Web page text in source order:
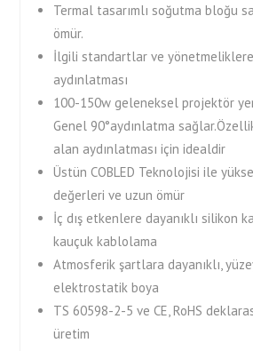
Termal tasarımlı soğutma bloğu
ömür.
İlgili standartlar ve
aydınlatması
100-150w geleneksel projektör
Genel 90°aydınlatma
alan aydınlatması için idealdir
Üstün COBLED Teknolojisi ile
değerleri ve uzun ömür
İç dış etkenlere dayanıklı silikon
kauçuk kablolama
Atmosferik şartlara dayanıklı,
elektrostatik boya
TS 60598-2-5 ve CE, RoHS
üretim